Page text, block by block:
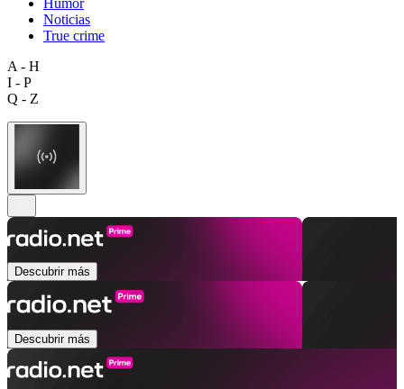
Humor
Noticias
True crime
A - H
I - P
Q - Z
Descubrir más
Descubrir más